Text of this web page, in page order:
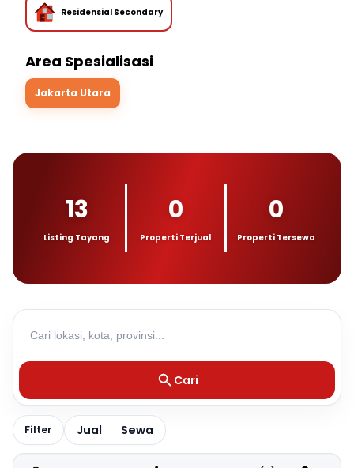
Residensial Secondary
Area Spesialisasi
Jakarta Utara
13
Listing Tayang
0
Properti Terjual
0
Properti Tersewa
Cari
Filter Jual Sewa